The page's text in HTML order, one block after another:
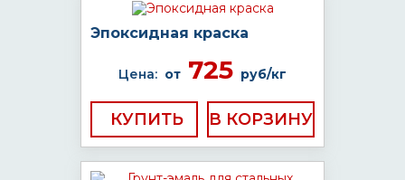
Эпоксидная краска
Цена: от 725 руб/кг
КУПИТЬ